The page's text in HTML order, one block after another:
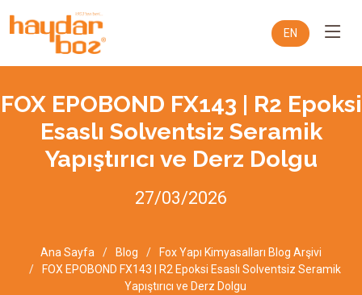
EN
FOX EPOBOND FX143 | R2 Epoksi
Esaslı Solventsiz Seramik
Yapıştırıcı ve Derz Dolgu
27/03/2026
Ana Sayfa Blog
Fox Yapı Kimyasalları Blog Arşivi
FOX EPOBOND FX143 | R2 Epoksi Esaslı Solventsiz Seramik
Yapıştırıcı ve Derz Dolgu